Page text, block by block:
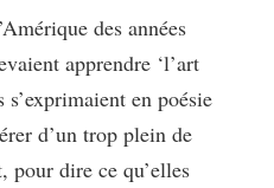
des années
apprendre ‘l’art
s’exprimaient en poésie
d’un trop plein de
pour dire ce qu’elles